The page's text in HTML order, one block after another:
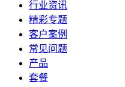
行业资讯
精彩专题
客户案例
常见问题
产品
套餐